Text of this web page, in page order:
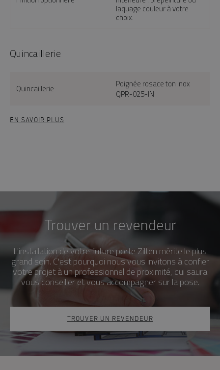
laquage couleur à votre
choix.
Quincaillerie
Quincaillerie Poignée rosace ton inox
QPR-025-IN
EN SAVOIR PLUS
Trouver un revendeur
L'installation de votre future porte Zilten mérite le plus
grand soin. C'est pourquoi nous vous invitons à confier
votre projet à un professionnel de proximité, qui saura
vous conseiller et vous accompagner sur la pose.
TROUVER UN REVENDEUR